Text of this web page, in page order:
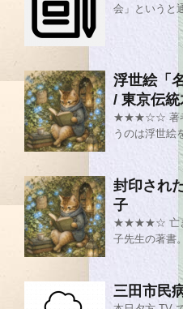
会」というと
浮世絵「
/ 東京伝
★★★☆☆ 著者
うのは浮世絵
封印され
子
★★★★☆ 亡き
子先生の著書。
三田市民